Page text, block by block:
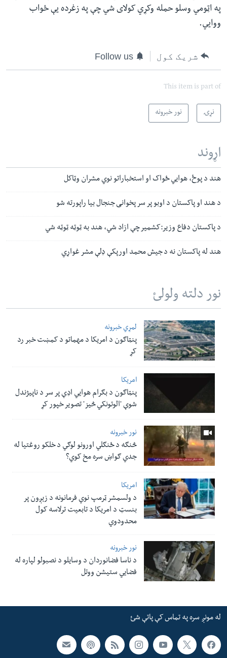
په اټومي وسلو حمله وکړي کولای شي چې په زغرده یې ځواب
ووایي.
شریک کول Follow us
This item is part of
نړۍ نور خبرونه
اړوند
هند د پوځ، هوايي ځواک او استخباراتو نوي مشران وټاکل
د هند او پاکستان د اوبو پر سر پخوانی جنجال بیا راپورته شو
د پاکستان دفاع وزیر:کشمیر چې ازاد شي، هند به ټوټه ټوټه شي
هند له پاکستان نه د جیش محمد اورپکې ډلې مشر غواړي
نور دلته ولولئ
لمړي خبرونه
پنټاګون د امریکا د مهماتو د کمښت خبر رد
کړ
امریکا
پنټاګون د بګرام هوایي اډې پر سر د ناپيژندل
شوې 'الوتونکي څيز' تصویر خپور کړ
نور خبرونه
څنګه د ځنګلي اورونو لوګي د خلکو روغتیا له
جدي ګواښ سره مخ کوي؟
امریکا
د ولسمشر ټرمپ نوي فرمانونه د زېږون پر
بنسټ د امریکا د تابعیت ترلاسه کول
محدودوي
نور خبرونه
د ناسا فضانوردان د وسایلو د نصبولو لپاره له
فضایي ستیشن ووتل
له مونږ سره په تماس کې پاتې شئ